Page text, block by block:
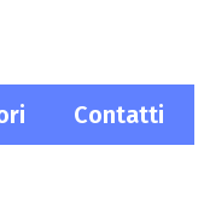
Contatti